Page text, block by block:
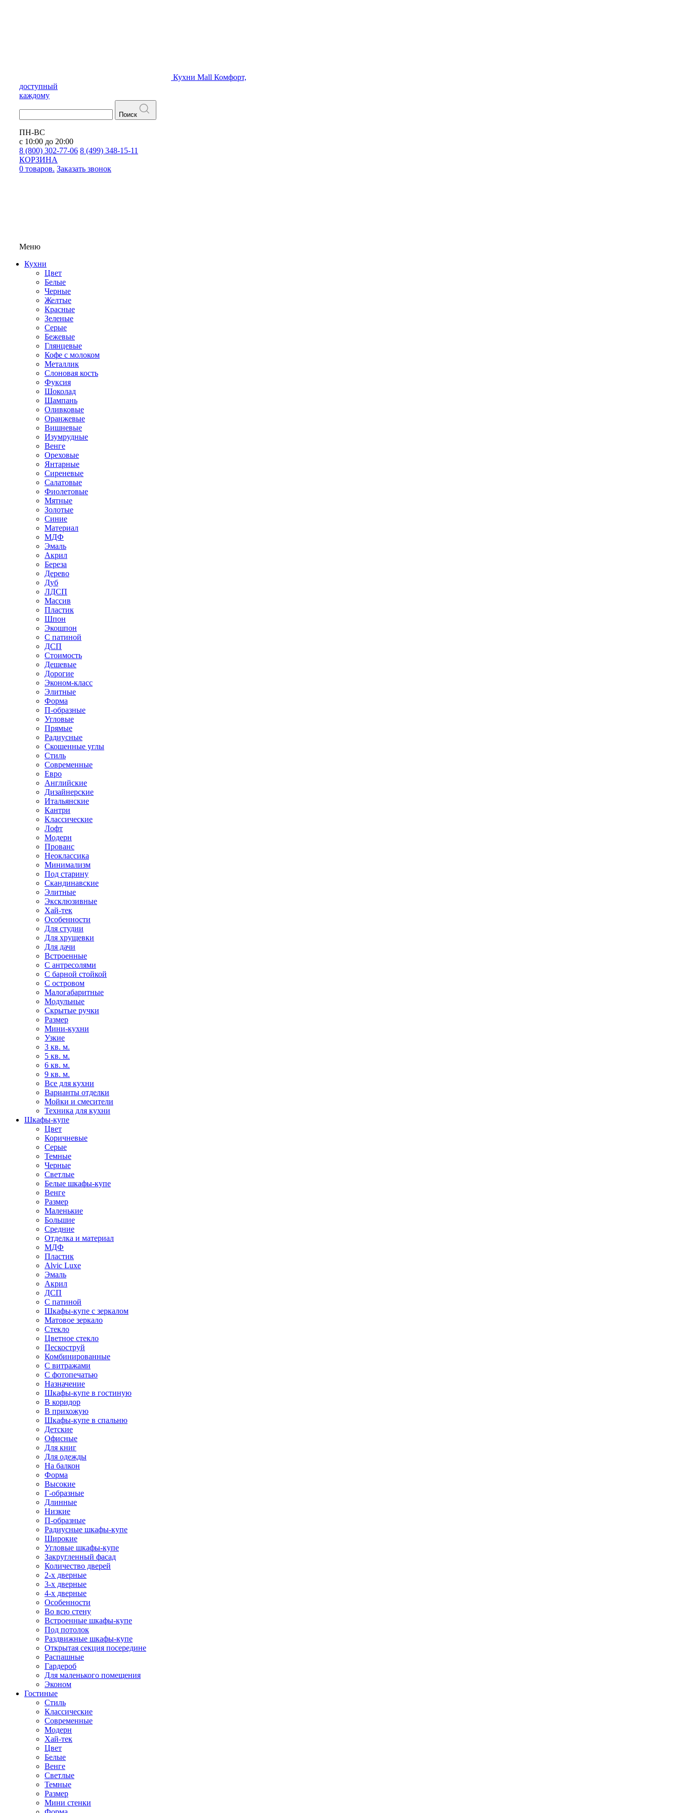
Кухни Mall Комфорт,
доступный
каждому
Поиск
ПН-ВС
с 10:00 до 20:00
8 (800) 302-77-06 8 (499) 348-15-11
КОРЗИНА
0 товаров. Заказать звонок
Меню
Кухни
Цвет
Белые
Черные
Желтые
Красные
Зеленые
Серые
Бежевые
Глянцевые
Кофе с молоком
Металлик
Слоновая кость
Фуксия
Шоколад
Шампань
Оливковые
Оранжевые
Вишневые
Изумрудные
Венге
Ореховые
Янтарные
Сиреневые
Салатовые
Фиолетовые
Мятные
Золотые
Синие
Материал
МДФ
Эмаль
Акрил
Береза
Дерево
Дуб
ЛДСП
Массив
Пластик
Шпон
Экошпон
С патиной
ДСП
Стоимость
Дешевые
Дорогие
Эконом-класс
Элитные
Форма
П-образные
Угловые
Прямые
Радиусные
Скошенные углы
Стиль
Современные
Евро
Английские
Дизайнерские
Итальянские
Кантри
Классические
Лофт
Модерн
Прованс
Неоклассика
Минимализм
Под старину
Скандинавские
Элитные
Эксклюзивные
Хай-тек
Особенности
Для студии
Для хрущевки
Для дачи
Встроенные
С антресолями
С барной стойкой
С островом
Малогабаритные
Модульные
Скрытые ручки
Размер
Мини-кухни
Узкие
3 кв. м.
5 кв. м.
6 кв. м.
9 кв. м.
Все для кухни
Варианты отделки
Мойки и смесители
Техника для кухни
Шкафы-купе
Цвет
Коричневые
Серые
Темные
Черные
Светлые
Белые шкафы-купе
Венге
Размер
Маленькие
Большие
Средние
Отделка и материал
МДФ
Пластик
Alvic Luxe
Эмаль
Акрил
ДСП
С патиной
Шкафы-купе с зеркалом
Матовое зеркало
Стекло
Цветное стекло
Пескоструй
Комбинированные
С витражами
С фотопечатью
Назначение
Шкафы-купе в гостиную
В коридор
В прихожую
Шкафы-купе в спальню
Детские
Офисные
Для книг
Для одежды
На балкон
Форма
Высокие
Г-образные
Длинные
Низкие
П-образные
Радиусные шкафы-купе
Широкие
Угловые шкафы-купе
Закругленный фасад
Количество дверей
2-х дверные
3-х дверные
4-х дверные
Особенности
Во всю стену
Встроенные шкафы-купе
Под потолок
Раздвижные шкафы-купе
Открытая секция посередине
Распашные
Гардероб
Для маленького помещения
Эконом
Гостиные
Стиль
Классические
Современные
Модерн
Хай-тек
Цвет
Белые
Венге
Светлые
Темные
Размер
Мини стенки